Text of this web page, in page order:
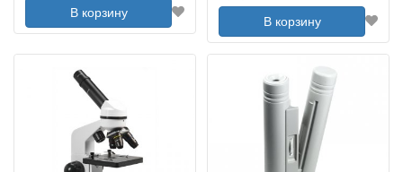
В корзину
В корзину